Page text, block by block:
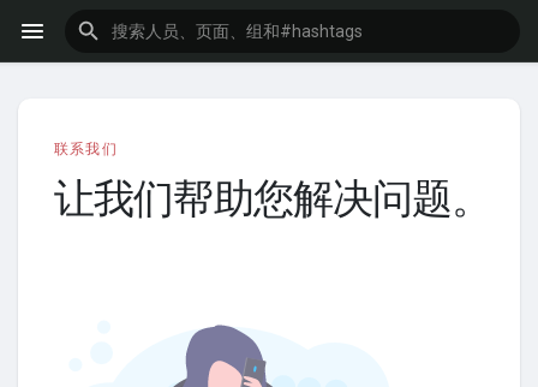
联系我们
让我们帮助您解决问题。